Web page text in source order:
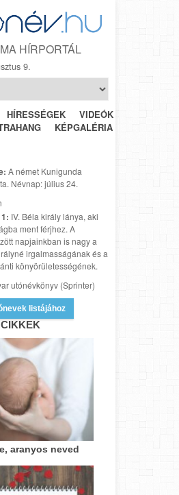
HÍRPORTÁL
9.
HÍRESSÉGEK VIDEÓK
HÉTRŐL-
KÉPGALÉRIA
A német Kunigunda
Névnap: július 24.
IV. Béla király lánya, aki
ment férjhez. A
napjainkban is nagy a
irgalmasságának és a
könyörületességének.
utónévkönyv (Sprinter)
listájához
aranyos neved